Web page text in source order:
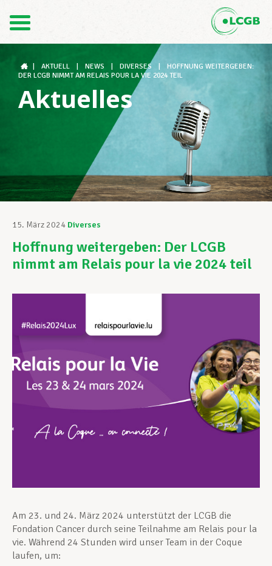
FR
Der LCGB
Gewerkschaftsstrukturen
Unterstützung im Arbeitsalltag
Ihre Rechte
AKTUELL NEWS DIVERSES
HOFFNUNG WEITERGEBEN:
DER LCGB NIMMT AM RELAIS POUR LA VIE 2024 TEIL
Aktuelles
15. März 2024 Diverses
Hoffnung weitergeben: Der LCGB
nimmt am Relais pour la vie 2024 teil
Am 23. und 24. März 2024 unterstützt der LCGB die
Fondation Cancer durch seine Teilnahme am Relais pour la
vie. Während 24 Stunden wird unser Team in der Coque
laufen, um: